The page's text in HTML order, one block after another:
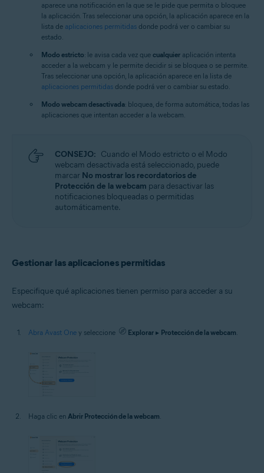
aparece una notificación en la que se le pide que permita o bloquee
la aplicación. Tras seleccionar una opción, la aplicación aparece en la
lista de aplicaciones permitidas donde podrá ver o cambiar su
estado.
Modo estricto: le avisa cada vez que cualquier aplicación intenta
acceder a la webcam y le permite decidir si se bloquea o se permite.
Tras seleccionar una opción, la aplicación aparece en la lista de
aplicaciones permitidas donde podrá ver o cambiar su estado.
Modo webcam desactivada: bloquea, de forma automática, todas las
aplicaciones que intentan acceder a la webcam.
CONSEJO: Cuando el Modo estricto o el Modo
webcam desactivada está seleccionado, puede
marcar No mostrar los recordatorios de
Protección de la webcam para desactivar las
notificaciones bloqueadas o permitidas
automáticamente.
Gestionar las aplicaciones permitidas
Especifique qué aplicaciones tienen permiso para acceder a su
webcam:
Abra Avast One y seleccione Explorar ▸ Protección de la webcam.
Haga clic en Abrir Protección de la webcam.